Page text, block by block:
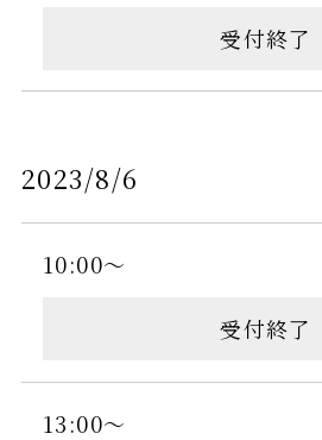
受付終了
2023/8/6
10:00～
受付終了
13:00～